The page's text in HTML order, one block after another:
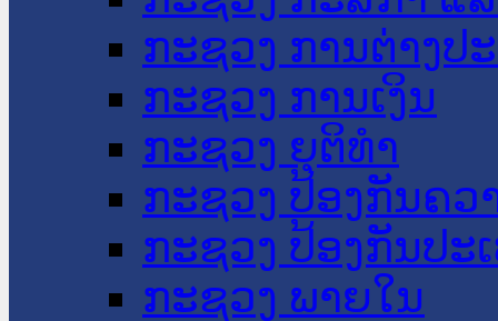
ກະຊວງ ການຕ່າງປ
ກະຊວງ ການເງິນ
ກະຊວງ ຍຸຕິທໍາ
ກະຊວງ ປ້ອງກັນຄວ
ກະຊວງ ປ້ອງກັນປະ
ກະຊວງ ພາຍໃນ